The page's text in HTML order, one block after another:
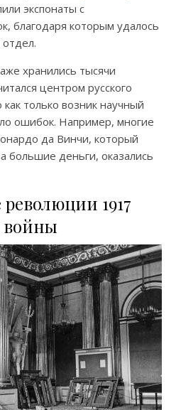
экспонаты с
благодаря которым удалось
хранились тысячи
центром русского
только возник научный
ошибок. Например, многие
да Винчи, который
большие деньги, оказались
1917
войны